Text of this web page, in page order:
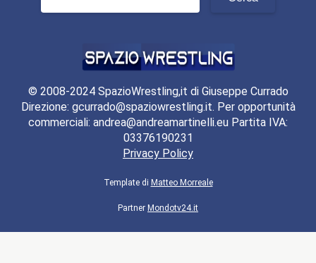
© 2008-2024 SpazioWrestling,it di Giuseppe Currado
Direzione: gcurrado@spaziowrestling.it. Per opportunità
commerciali: andrea@andreamartinelli.eu Partita IVA:
03376190231
Privacy Policy
Template di Matteo Morreale
Partner Mondotv24.it